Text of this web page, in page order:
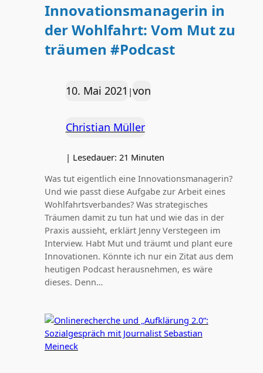
Innovationsmanagerin in
der Wohlfahrt: Vom Mut zu
träumen #Podcast
10. Mai 2021 |von
Christian Müller
| Lesedauer: 21 Minuten
Was tut eigentlich eine Innovationsmanagerin?
Und wie passt diese Aufgabe zur Arbeit eines
Wohlfahrtsverbandes? Was strategisches
Träumen damit zu tun hat und wie das in der
Praxis aussieht, erklärt Jenny Verstegeen im
Interview. Habt Mut und träumt und plant eure
Innovationen. Könnte ich nur ein Zitat aus dem
heutigen Podcast herausnehmen, es wäre
dieses. Denn…